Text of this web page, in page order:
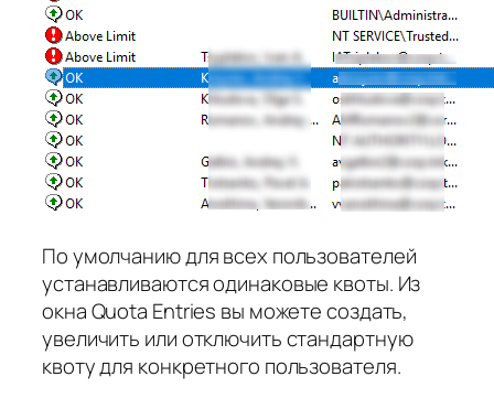
По умолчанию для всех пользователей
устанавливаются одинаковые квоты. Из
окна Quota Entries вы можете создать,
увеличить или отключить стандартную
квоту для конкретного пользователя.